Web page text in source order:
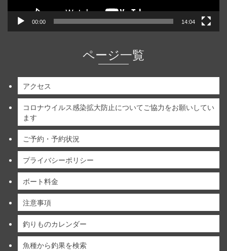
00:00 14:04
ページ一覧
アクセス
コロナウイルス感染拡大防止についてご協力をお願いしてい
ます
ご予約・予約状況
プライバシーポリシー
ボート料金
注意事項
釣りものカレンダー
魚種から釣果を検索